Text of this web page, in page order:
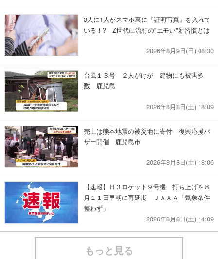
3人に1人がスマホ裏に『証明写真』を入れて
いる！? Z世代に流行の"エモい"新習慣とは
2026年8月9日(日) 08:30
台風１３号 ２人がけが 建物にも被害多
数 鹿児島
2026年8月8日(土) 18:09
売上は熊本地震の被災地に寄付 復興応援バ
ザー開催 鹿児島市
2026年8月8日(土) 18:06
【速報】Ｈ３ロケット９号機 打ち上げを８
月１１日早朝に再延期 ＪＡＸＡ「気象条件
整わず」
2026年8月8日(土) 14:09
もっと見る